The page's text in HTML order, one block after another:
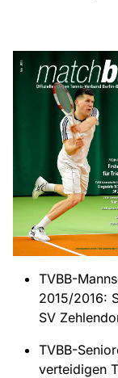
TVBB-
2015/2016:
SV
TVBB-
verteidigen